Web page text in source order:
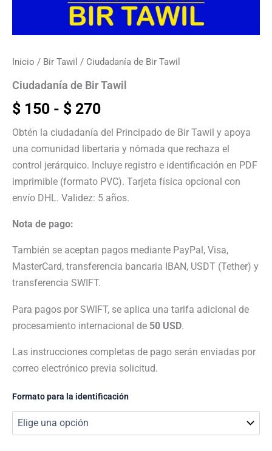
Inicio / Bir Tawil / Ciudadanía de Bir Tawil
Ciudadanía de Bir Tawil
$ 150 - $ 270
Obtén la ciudadanía del Principado de Bir Tawil y apoya
una comunidad libertaria y nómada que rechaza el
control jerárquico. Incluye registro e identificación en PDF
imprimible (formato PVC). Tarjeta física opcional con
envío DHL. Validez: 5 años.
Nota de pago:
También se aceptan pagos mediante PayPal, Visa,
MasterCard, transferencia bancaria IBAN, USDT (Tether) y
transferencia SWIFT.
Para pagos por SWIFT, se aplica una tarifa adicional de
procesamiento internacional de 50 USD.
Las instrucciones completas de pago serán enviadas por
correo electrónico previa solicitud.
Formato para la identificación